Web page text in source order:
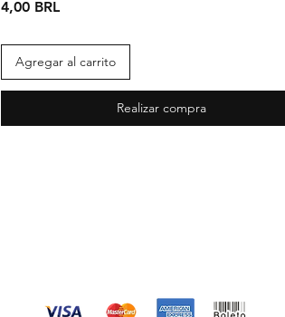
4,00 BRLPrecio
Agregar al carrito
Realizar compra